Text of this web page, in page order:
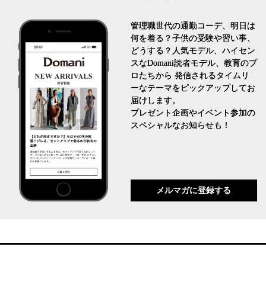
管理職世代の通勤コーデ、明日は
何を着る？子供の受験や習い事、
どうする？人気モデル、ハイセン
スなDomani読者モデル、教育のプ
ロたちから 発信されるタイムリ
ーなテーマをピックアップしてお
届けします。
プレゼント企画やイベント参加の
スペシャルなお知らせも！
メルマガに登録する